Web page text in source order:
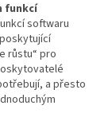
funkcí
softwaru
poskytující
růstu“ pro
a přesto